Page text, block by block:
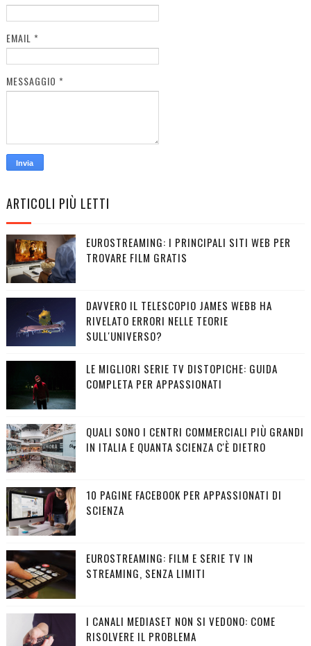
EMAIL *
MESSAGGIO *
ARTICOLI PIÙ LETTI
EUROSTREAMING: I PRINCIPALI SITI WEB PER
TROVARE FILM GRATIS
DAVVERO IL TELESCOPIO JAMES WEBB HA
RIVELATO ERRORI NELLE TEORIE
SULL'UNIVERSO?
LE MIGLIORI SERIE TV DISTOPICHE: GUIDA
COMPLETA PER APPASSIONATI
QUALI SONO I CENTRI COMMERCIALI PIÙ GRANDI
IN ITALIA E QUANTA SCIENZA C'È DIETRO
10 PAGINE FACEBOOK PER APPASSIONATI DI
SCIENZA
EUROSTREAMING: FILM E SERIE TV IN
STREAMING, SENZA LIMITI
I CANALI MEDIASET NON SI VEDONO: COME
RISOLVERE IL PROBLEMA